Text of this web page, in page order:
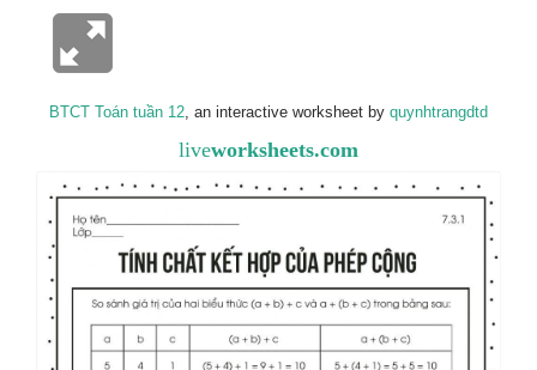
BTCT Toán tuần 12, an interactive worksheet by quynhtrangdtd
liveworksheets.com